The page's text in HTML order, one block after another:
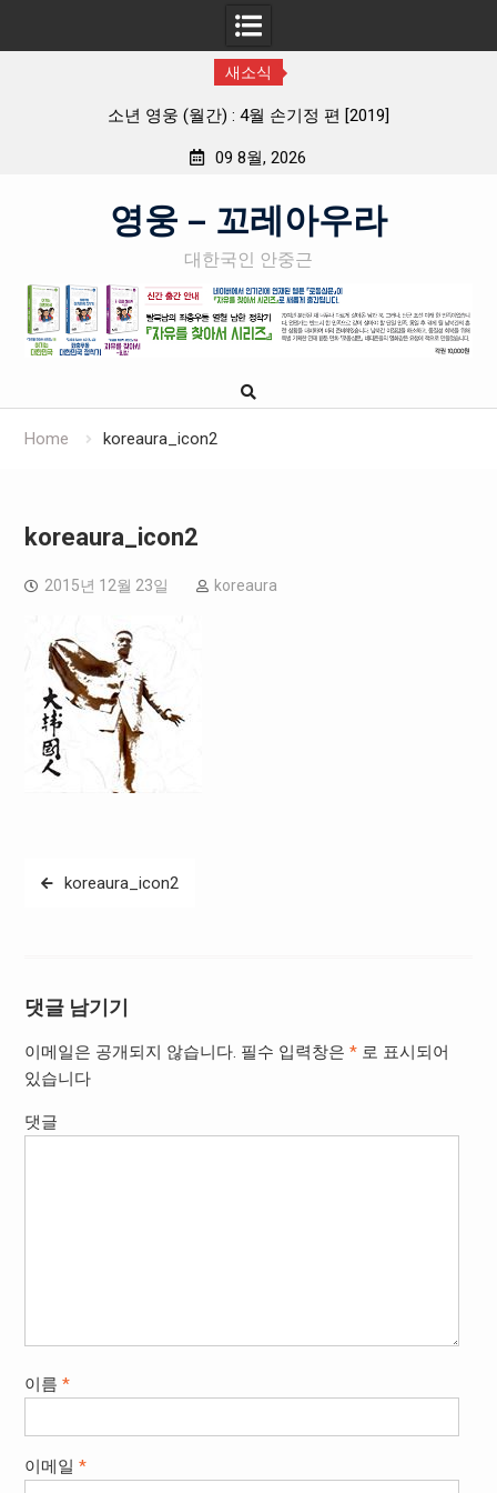
새소식
소년 영웅 (월간) : 4월 손기정 편 [2019]
09 8월, 2026
영웅 – 꼬레아우라
대한국인 안중근
Home koreaura_icon2
koreaura_icon2
2015년 12월 23일 koreaura
글
koreaura_icon2
댓글 남기기
이메일은 공개되지 않습니다. 필수 입력창은 *로 표시되어
있습니다
댓글
이름 *
이메일 *